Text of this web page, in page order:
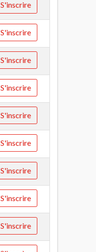
S'inscrire
S'inscrire
S'inscrire
S'inscrire
S'inscrire
S'inscrire
S'inscrire
S'inscrire
S'inscrire